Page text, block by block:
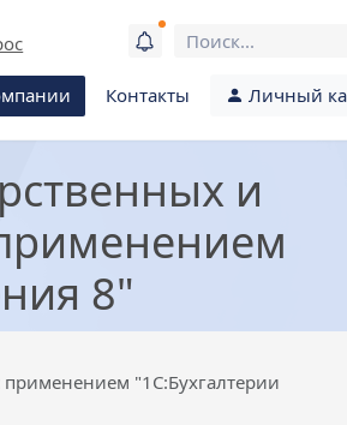
Контакты Личный
и
8"
"1С:Бухгалтерии